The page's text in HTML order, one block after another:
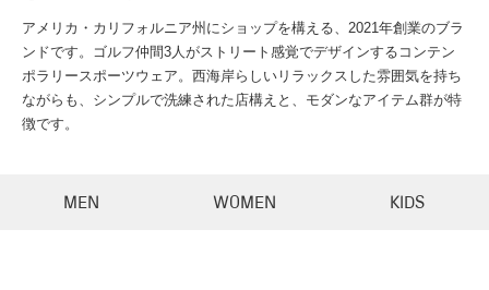
アメリカ・カリフォルニア州にショップを構える、2021年創業のブラ
ンドです。ゴルフ仲間3人がストリート感覚でデザインするコンテン
ポラリースポーツウェア。西海岸らしいリラックスした雰囲気を持ち
ながらも、シンプルで洗練された店構えと、モダンなアイテム群が特
徴です。
MEN WOMEN KIDS